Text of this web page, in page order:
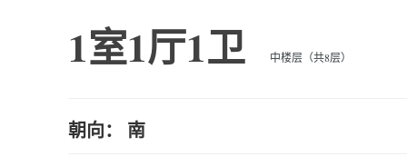
1室1厅1卫 中楼层（共8层）
朝向： 南